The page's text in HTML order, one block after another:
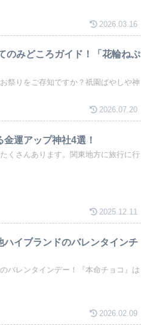
2026.03.16
のみどころガイド！「花輪ねぷ
祭りをご存知ですか？祇園ばやしや神
2026.07.20
運アップ神社4選！
くさんあります。関東地方に旅行に行
2025.12.11
イブランドのバレンタインチ
バレンタインデー！『本命チョコ』は
2026.02.09